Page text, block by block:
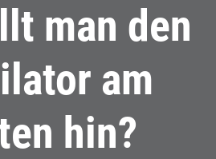
man den
am
hin?